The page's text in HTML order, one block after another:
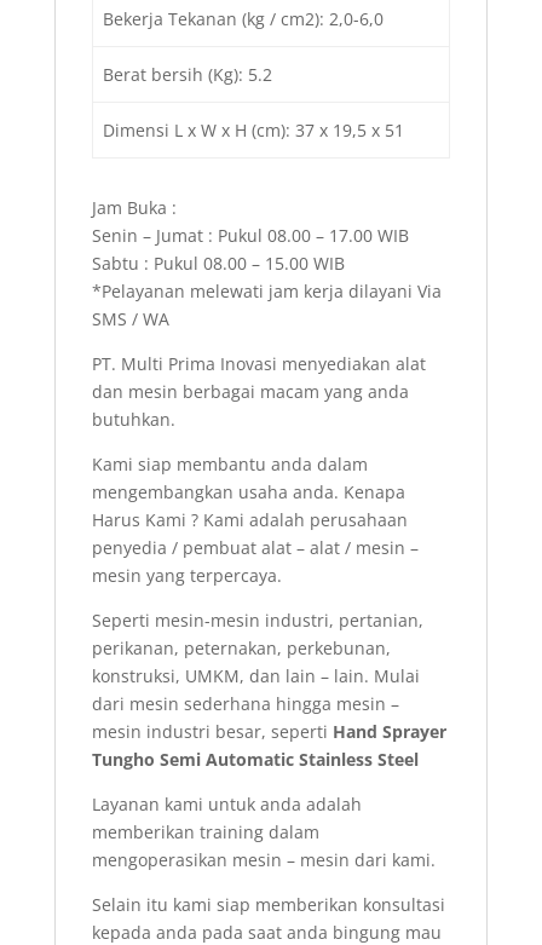
Bekerja Tekanan (kg / cm2): 2,0-6,0
Berat bersih (Kg): 5.2
Dimensi L x W x H (cm): 37 x 19,5 x 51
Jam Buka :
Senin – Jumat : Pukul 08.00 – 17.00 WIB
Sabtu : Pukul 08.00 – 15.00 WIB
*Pelayanan melewati jam kerja dilayani Via
SMS / WA
PT. Multi Prima Inovasi menyediakan alat
dan mesin berbagai macam yang anda
butuhkan.
Kami siap membantu anda dalam
mengembangkan usaha anda. Kenapa
Harus Kami ? Kami adalah perusahaan
penyedia / pembuat alat – alat / mesin –
mesin yang terpercaya.
Seperti mesin-mesin industri, pertanian,
perikanan, peternakan, perkebunan,
konstruksi, UMKM, dan lain – lain. Mulai
dari mesin sederhana hingga mesin –
mesin industri besar, seperti Hand Sprayer
Tungho Semi Automatic Stainless Steel
Layanan kami untuk anda adalah
memberikan training dalam
mengoperasikan mesin – mesin dari kami.
Selain itu kami siap memberikan konsultasi
kepada anda pada saat anda bingung mau